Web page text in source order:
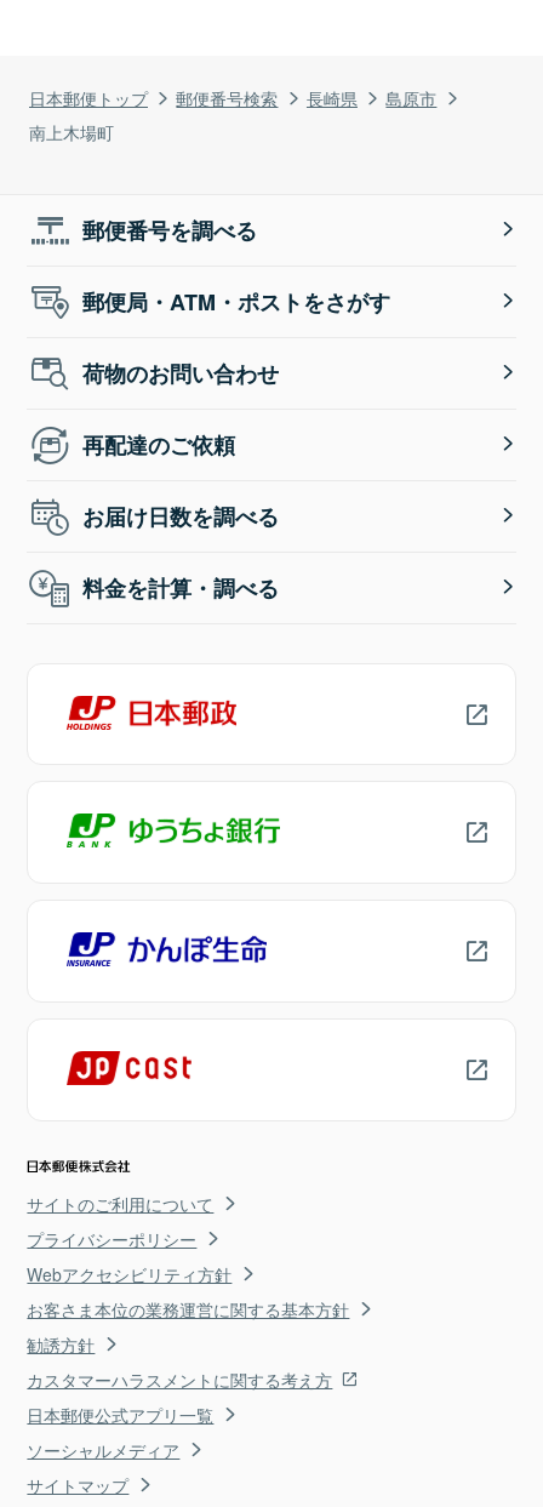
日本郵便トップ 郵便番号検索 長崎県
島原市
南上木場町
郵便番号を調べる
郵便局・ATM・ポストをさがす
荷物のお問い合わせ
再配達のご依頼
お届け日数を調べる
料金を計算・調べる
サイトのご利用について
プライバシーポリシー
Webアクセシビリティ方針
お客さま本位の業務運営に関する基本方針
勧誘方針
カスタマーハラスメントに関する考え方
日本郵便公式アプリ一覧
ソーシャルメディア
サイトマップ